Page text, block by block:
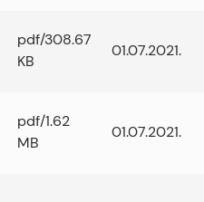
pdf/308.67
KB
01.07.2021.
pdf/1.62
MB
01.07.2021.